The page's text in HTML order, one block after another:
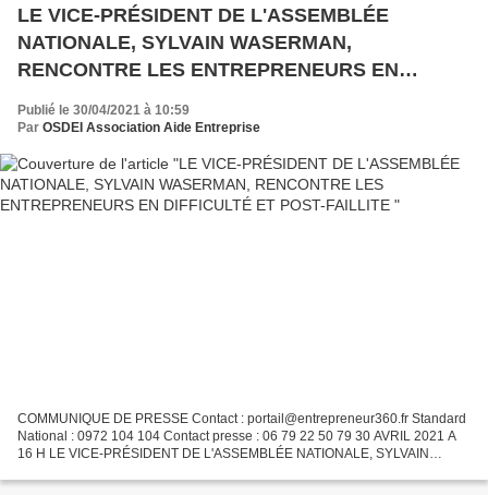
LE VICE-PRÉSIDENT DE L'ASSEMBLÉE
NATIONALE, SYLVAIN WASERMAN,
RENCONTRE LES ENTREPRENEURS EN
Publié le 30/04/2021 à 10:59
Par OSDEI Association Aide Entreprise
COMMUNIQUE DE PRESSE Contact : portail@entrepreneur360.fr Standard
National : 0972 104 104 Contact presse : 06 79 22 50 79 30 AVRIL 2021 A
16 H LE VICE-PRÉSIDENT DE L'ASSEMBLÉE NATIONALE, SYLVAIN